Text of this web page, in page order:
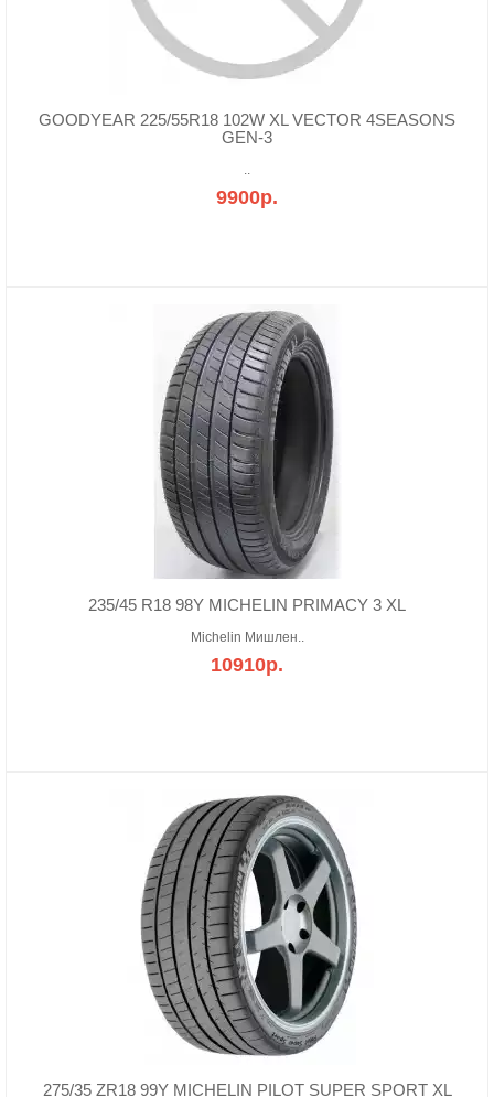
GOODYEAR 225/55R18 102W XL VECTOR 4SEASONS
GEN-3
..
9900р.
235/45 R18 98Y MICHELIN PRIMACY 3 XL
Michelin Мишлен..
10910р.
275/35 ZR18 99Y MICHELIN PILOT SUPER SPORT XL